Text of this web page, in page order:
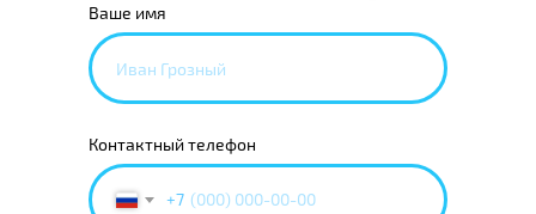
Ваше имя
Контактный телефон
+7